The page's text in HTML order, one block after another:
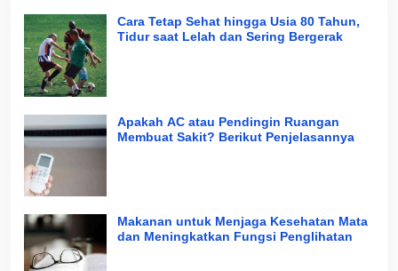
Cara Tetap Sehat hingga Usia 80 Tahun,
Tidur saat Lelah dan Sering Bergerak
Apakah AC atau Pendingin Ruangan
Membuat Sakit? Berikut Penjelasannya
Makanan untuk Menjaga Kesehatan Mata
dan Meningkatkan Fungsi Penglihatan